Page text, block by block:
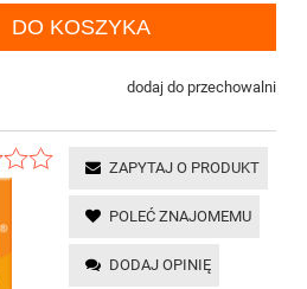
DO KOSZYKA
dodaj do przechowalni
ZAPYTAJ O PRODUKT
POLEĆ ZNAJOMEMU
DODAJ OPINIĘ